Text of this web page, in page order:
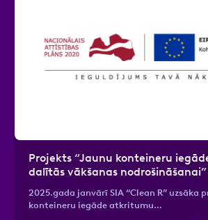
Projekts “Jaunu konteineru
dalītās vākšanas nodrošināšanai”
2025.gada janvārī SIA “Clean R” uzsāka
konteineru iegāde atkritumu…